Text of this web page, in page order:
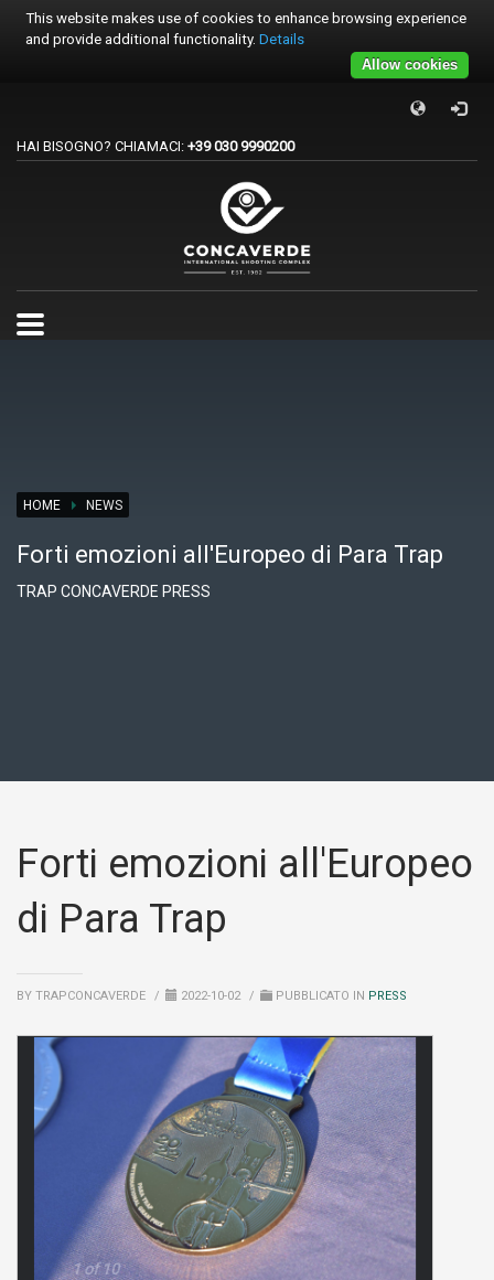
PER REGISTRARSI ALE GARE
Accedi o crea un account.
Per qualsiasi problema o supporto all'acquisto gare
support@trapconcaverde.com. Grazie!
HAI BISOGNO? CHIAMACI: +39 030 9990200
HOME NEWS
Forti emozioni all'Europeo di Para Trap
TRAP CONCAVERDE PRESS
Forti emozioni all'Europeo
di Para Trap
BY TRAPCONCAVERDE / 2022-10-02 / PUBBLICATO IN PRESS
1 of 10
This website makes use of cookies to enhance browsing experience
and provide additional functionality. Details
Allow cookies